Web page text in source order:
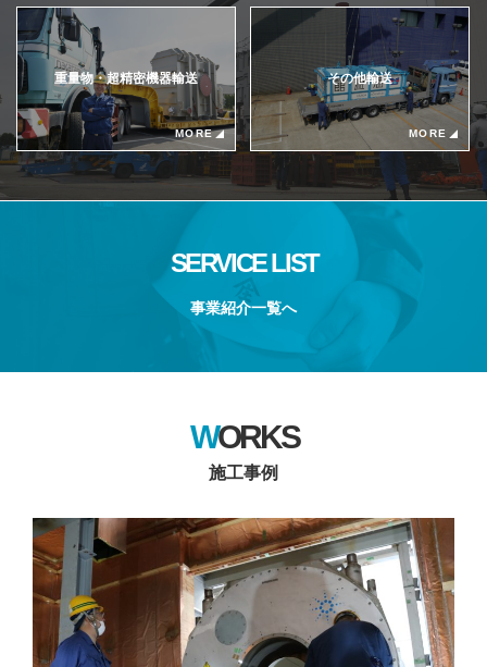
重量物・超精密機器輸送
MORE
その他輸送
MORE
SERVICE LIST
事業紹介一覧へ
WORKS
施工事例